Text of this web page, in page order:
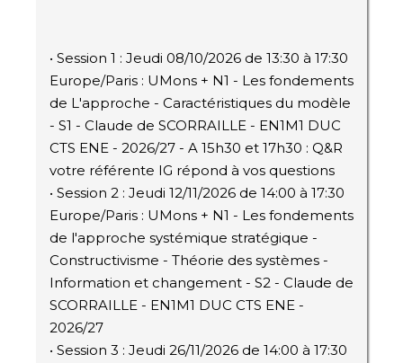
• Session 1 : Jeudi 08/10/2026 de 13:30 à 17:30
Europe/Paris : UMons + N1 - Les fondements
de L'approche - Caractéristiques du modèle
- S1 - Claude de SCORRAILLE - EN1M1 DUC
CTS ENE - 2026/27 - A 15h30 et 17h30 : Q&R
votre référente IG répond à vos questions
• Session 2 : Jeudi 12/11/2026 de 14:00 à 17:30
Europe/Paris : UMons + N1 - Les fondements
de l'approche systémique stratégique -
Constructivisme - Théorie des systèmes -
Information et changement - S2 - Claude de
SCORRAILLE - EN1M1 DUC CTS ENE -
2026/27
• Session 3 : Jeudi 26/11/2026 de 14:00 à 17:30